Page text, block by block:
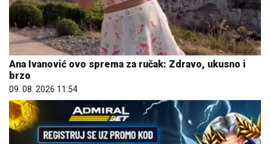
Ana Ivanović ovo sprema za ručak: Zdravo, ukusno i
brzo
09. 08. 2026 11:54